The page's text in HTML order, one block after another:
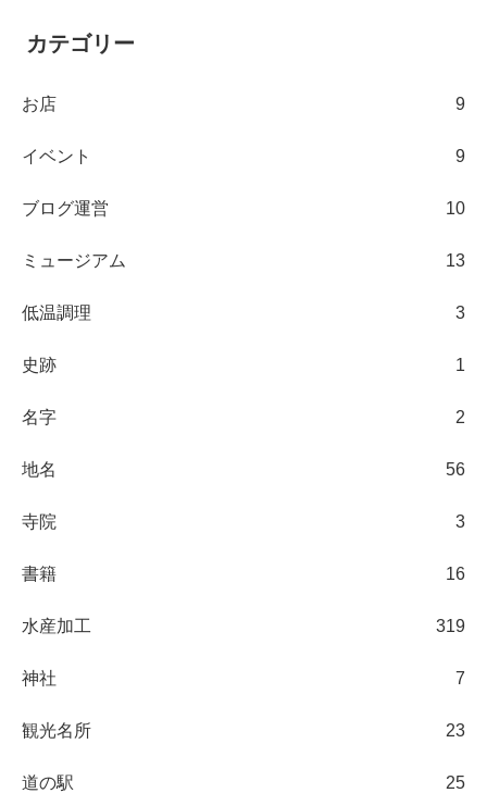
カテゴリー
お店 9
イベント 9
ブログ運営 10
ミュージアム 13
低温調理 3
史跡 1
名字 2
地名 56
寺院 3
書籍 16
水産加工 319
神社 7
観光名所 23
道の駅 25